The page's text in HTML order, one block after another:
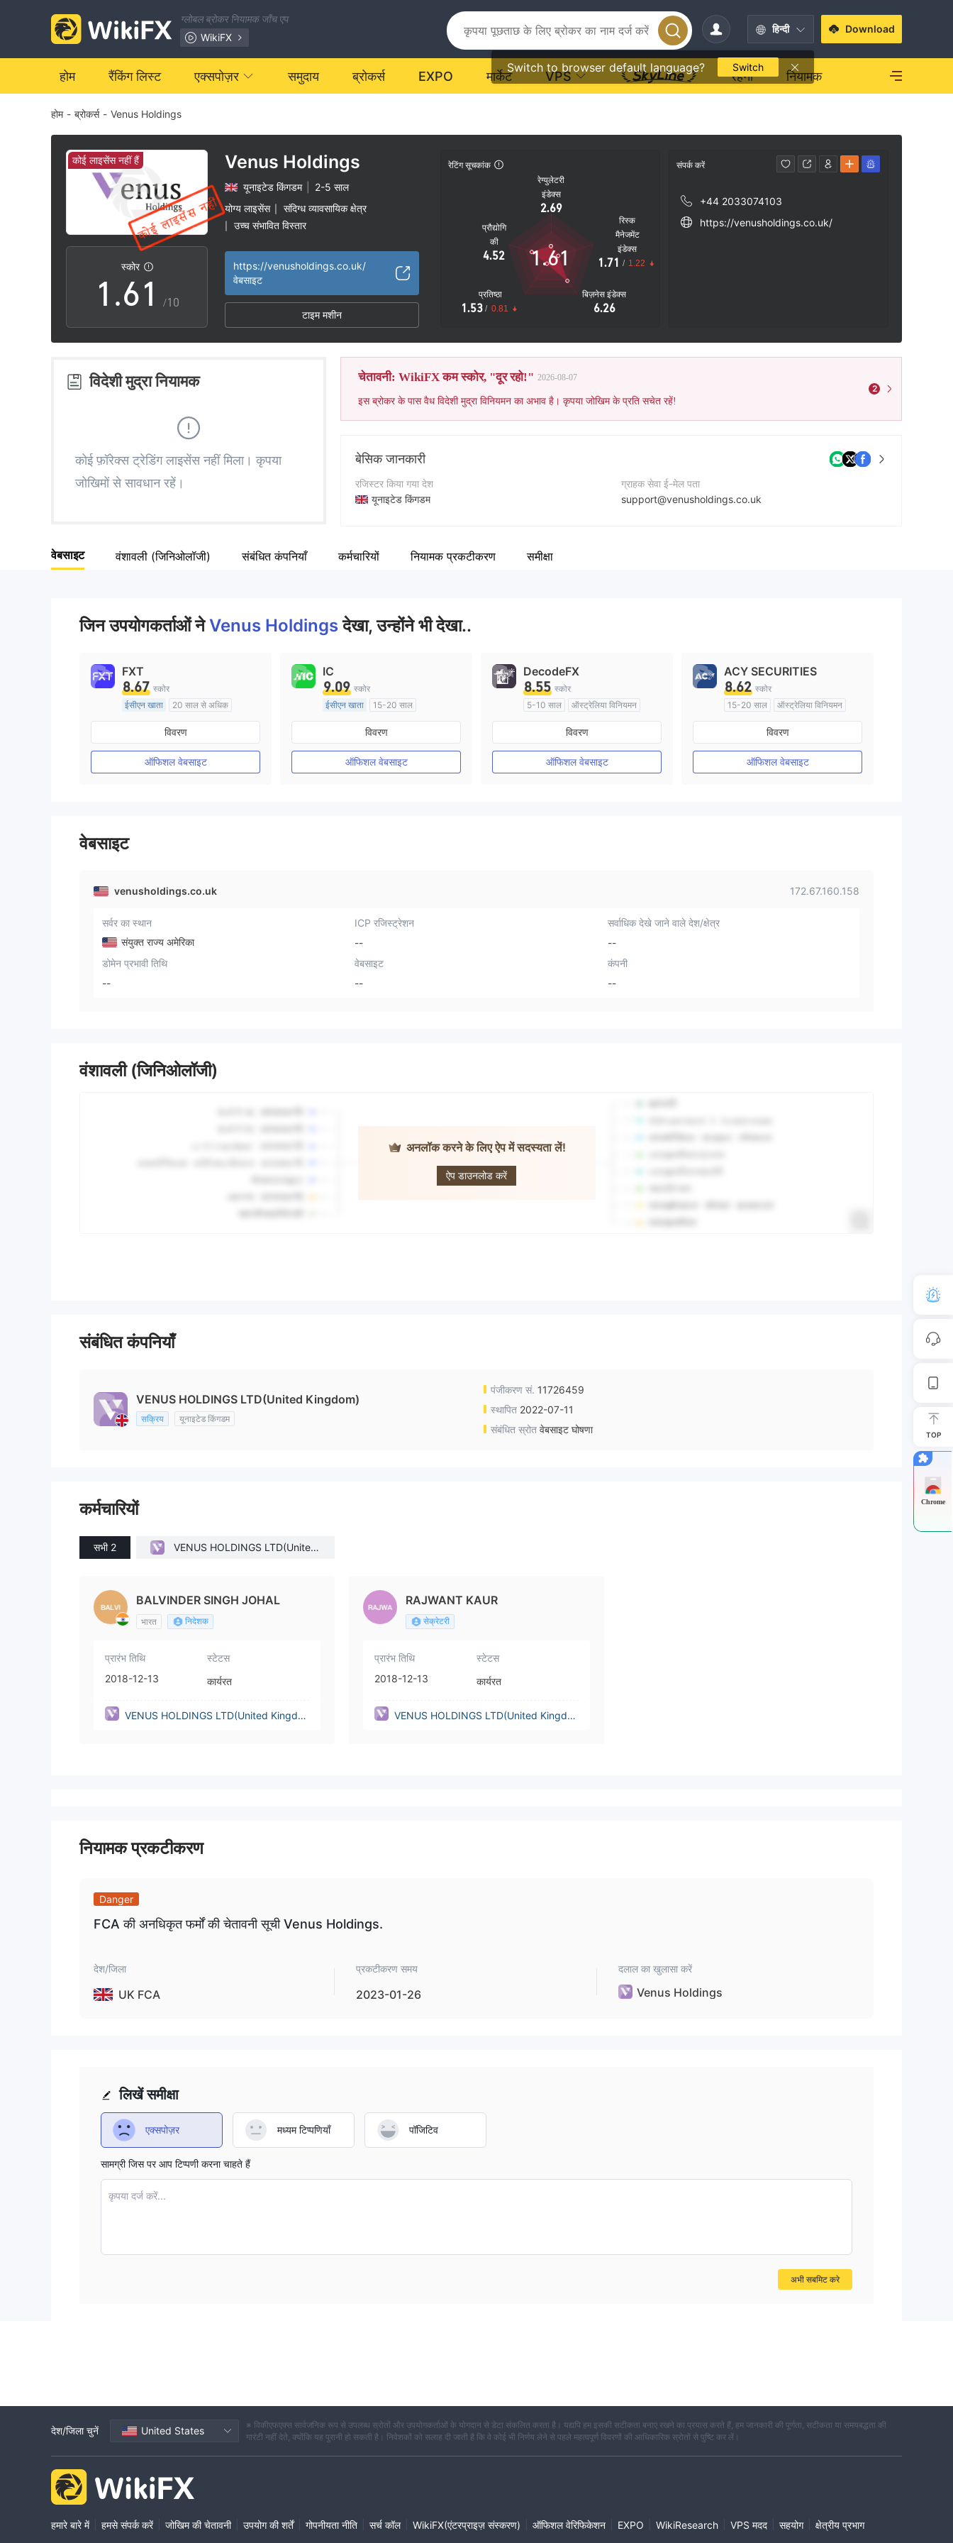
ग्लोबल ब्रोकर नियामक जाँच एप
WikiFX
हिन्दी
Switch to browser default language? Switch
Download
होम रैंकिंग लिस्ट एक्सपोज़र समुदाय ब्रोकर्स EXPO मार्केट VPS रहना नियामक
होम - ब्रोकर्स - Venus Holdings
कोई लाइसेंस नहीं हैं
स्कोर
0
1
2
3
5
6
9
.
0
1
2
3
4
5
6
7
8
0
1
2
3
5
6
7
9
/10
Venus Holdings
यूनाइटेड किंगडम
2-5 साल
योग्य लाइसेंस
संदिग्ध व्यावसायिक क्षेत्र
उच्च संभावित विस्तार
https://venusholdings.co.uk/
वेबसाइट
टाइम मशीन
रेटिंग सूचकांक
रेग्युलेटरी
इंडेक्स
2.69
प्रौद्योगि
की
4.52
प्रतिष्ठा
1.53 / 0.81
बिज़नेस इंडेक्स
6.26
रिस्क
मैनेजमेंट
इंडेक्स
1.71 / 1.22
1.61
संपर्क करें
+44 2033074103
https://venusholdings.co.uk/
विदेशी मुद्रा नियामक
कोई फ़ॉरेक्स ट्रेडिंग लाइसेंस नहीं मिला। कृपया
जोखिमों से सावधान रहें।
चेतावनी: WikiFX कम स्कोर, "दूर रहो!" 2026-08-07
इस ब्रोकर के पास वैध विदेशी मुद्रा विनियमन का अभाव है। कृपया जोखिम के प्रति सचेत रहें!
2
बेसिक जानकारी
रजिस्टर किया गया देश
यूनाइटेड किंगडम
कंपनी का नाम
ग्राहक सेवा ई-मेल पता
support@venusholdings.co.uk
वेबसाइट वंशावली (जिनिओलॉजी) संबंधित कंपनियाँ कर्मचारियों नियामक प्रकटीकरण समीक्षा
जिन उपयोगकर्ताओं नेVenus Holdingsदेखा, उन्होंने भी देखा..
FXT
8.67 स्कोर
ईसीएन खाता
20 साल से अधिक
ऑस्ट्रेलिया विनियमन
मार्केट मेकिंग (एमएम)
मुख्य-लेबल MT4
विवरण
ऑफिशल वेबसाइट
IC
9.09 स्कोर
ईसीएन खाता
15-20 साल
ऑस्ट्रेलिया विनियमन
मार्केट मेकिंग (एमएम)
मुख्य-लेबल MT4
विवरण
ऑफिशल वेबसाइट
DecodeFX
8.55 स्कोर
5-10 साल
ऑस्ट्रेलिया विनियमन
मार्केट मेकिंग (एमएम)
मुख्य-लेबल MT4
विवरण
ऑफिशल वेबसाइट
ACY SECURITIES
8.62 स्कोर
15-20 साल
ऑस्ट्रेलिया विनियमन
मार्केट मेकिंग (एमएम)
मुख्य-लेबल MT4
विवरण
ऑफिशल वेबसाइट
वेबसाइट
venusholdings.co.uk 172.67.160.158
सर्वर का स्थान
संयुक्त राज्य अमेरिका
ICP रजिस्ट्रेशन
--
सर्वाधिक देखे जाने वाले देश/क्षेत्र
--
डोमेन प्रभावी तिथि
--
वेबसाइट
--
कंपनी
--
वंशावली (जिनिओलॉजी)
अनलॉक करने के लिए ऐप में सदस्यता लें!
ऐप डाउनलोड करें
Venus
Holdings
संबंधित कंपनियाँ
VENUS HOLDINGS LTD(United Kingdom)
सक्रिय यूनाइटेड किंगडम
पंजीकरण सं. 11726459
स्थापित 2022-07-11
संबंधित स्रोत वेबसाइट घोषणा
कर्मचारियों
सभी 2
VENUS HOLDINGS LTD(United
BALVINDER SINGH JOHAL
भारत निदेशक
प्रारंभ तिथि
2018-12-13
स्टेटस
कार्यरत
VENUS HOLDINGS LTD(United Kingdo
RAJWANT KAUR
सेक्रेटरी
प्रारंभ तिथि
2018-12-13
स्टेटस
कार्यरत
VENUS HOLDINGS LTD(United Kingdo
नियामक प्रकटीकरण
Danger
FCA की अनधिकृत फर्मों की चेतावनी सूची Venus Holdings.
देश/जिला
UK FCA
प्रकटीकरण समय
2023-01-26
दलाल का खुलासा करें
Venus Holdings
लिखें समीक्षा
एक्सपोज़र मध्यम टिप्पणियाँ पॉजिटिव
सामग्री जिस पर आप टिप्पणी करना चाहते हैं
कृपया दर्ज करें...
अभी सबमिट करे
TOP
Chrome
देश/जिला चुनें United States
※ विकीएफएक्स सार्वजनिक रूप से उपलब्ध स्रोतों और उपयोगकर्ताओं के योगदान से डेटा संकलित करता है। यद्यपि हम इसकी सटीकता बनाए रखने का प्रयास करते हैं, हम जानकारी की पूर्णता, सटीकता या समयबद्धता की
गारंटी नहीं देते, क्योंकि यह पुरानी हो सकती है। निवेशकों को सलाह दी जाती है कि वे कोई भी निर्णय लेने से पहले महत्वपूर्ण विवरणों की आधिकारिक स्रोतों से पुष्टि कर लें।
हमारे बारे में हमसे संपर्क करें जोखिम की चेतावनी उपयोग की शर्तें गोपनीयता नीति सर्च कॉल WikiFX(एंटरप्राइज़ संस्करण) ऑफिशल वेरिफिकेशन EXPO WikiResearch VPS मदद सहयोग क्षेत्रीय प्रभाग